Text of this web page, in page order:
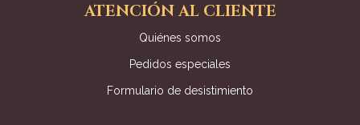
ATENCIÓN AL CLIENTE
Quiénes somos
Pedidos especiales
Formulario de desistimiento